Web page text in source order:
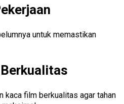
untuk memastikan
kaca film berkualitas agar tahan